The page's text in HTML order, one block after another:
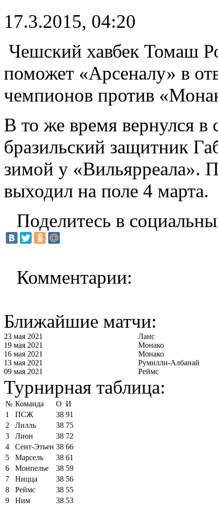
17.3.2015, 04:20
Чешский хавбек Томаш
поможет «Арсеналу» в
чемпионов против
В то же время вернулся в
бразильский защитник
зимой у «Вильярреала».
выходил на поле 4 марта.
Поделитесь в
Комментарии:
Ближайшие матчи:
23 мая 2021
Ланс
19 мая 2021
Монако
16 мая 2021
Монако
13 мая 2021
Румилли-Албанай
09 мая 2021
Реймс
Турнирная таблица:
№ Команда О И
1
ПСЖ 38 91
2
Лилль 38 75
3
Лион 38 72
4
Сент-Этьен 38 66
5
Марсель 38 61
6
Монпелье 38 59
7
Ницца 38 56
8
Реймс 38 55
9
Ним 38 53